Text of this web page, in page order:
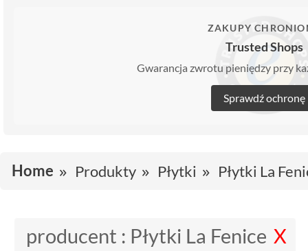
ZAKUPY
Trusted Shops
Gwarancja zwrotu pieniędzy przy
Sprawdź ochronę
Home Produkty Płytki Płytki La
producent : Płytki La Fenice